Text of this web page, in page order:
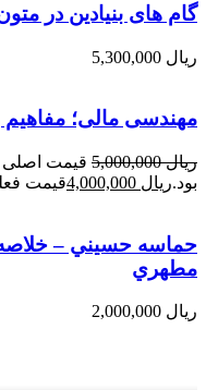
گام های بنیادین در
ریال
مهندسی مالی؛ مفاهیم
ریال5,000,000
بود.ریال قیمت فعلی ریال
حماسه حسيني – خلاصه
مطهري
ریال